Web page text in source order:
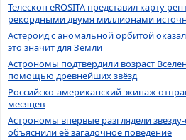
Телескоп eROSITA представил карту
рекордными двумя миллионами
Астероид с аномальной орбитой
это значит для Земли
Астрономы подтвердили возраст
помощью древнейших звёзд
Российско-американский экипаж
месяцев
Астрономы впервые разглядели
объяснили её загадочное поведение